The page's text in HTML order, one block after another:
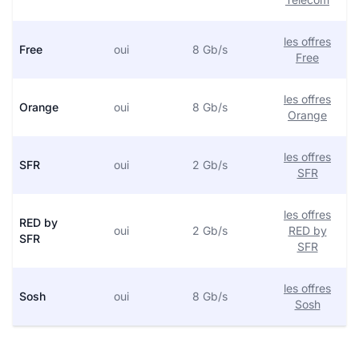
Free oui 8 Gb/s
les offres
Free
Orange oui 8 Gb/s
les offres
Orange
SFR oui 2 Gb/s
les offres
SFR
RED by
SFR
oui 2 Gb/s
les offres
RED by
SFR
Sosh oui 8 Gb/s
les offres
Sosh